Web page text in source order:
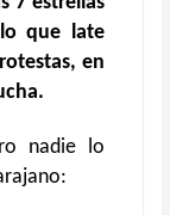
que late
en
nadie lo